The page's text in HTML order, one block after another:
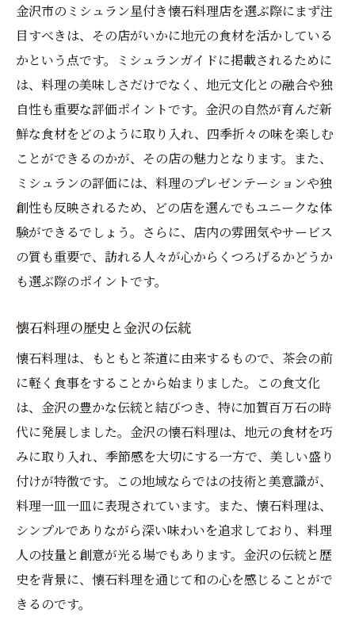
春の旬を楽しむ懐石の一皿
夏に味わう涼やかな懐石料理
秋の味覚を堪能する懐石体験
冬の温もりを感じる懐石の魅力
四季折々の食材と料理の調和
ミシュランが認めた季節感の表現
金沢の地元食材を活かしたミシュラン懐石の魅
力
地元の新鮮な魚介類を使った料理
旬の野菜と懐石料理の相性
金沢ならではの特産品を味わう
地元の食材が生む特別な味わい
料理人が選ぶ金沢の食材の魅力
懐石料理とミシュランガイドが語る金沢の美食
懐石料理の文化的背景と意義
金沢の美食文化を支えるミシュランの視点
懐石を通じた文化と料理の融合
ミシュラン星付き店が発信する食文化
伝統を守る現代の懐石料理
美食家が語る金沢の魅力
ミシュラン星付き懐石で堪能する金沢の四季
金沢市のミシュラン星付き懐石料理店を選ぶ際にまず注
目すべきは、その店がいかに地元の食材を活かしている
かという点です。ミシュランガイドに掲載されるために
は、料理の美味しさだけでなく、地元文化との融合や独
自性も重要な評価ポイントです。金沢の自然が育んだ新
鮮な食材をどのように取り入れ、四季折々の味を楽しむ
ことができるのかが、その店の魅力となります。また、
ミシュランの評価には、料理のプレゼンテーションや独
創性も反映されるため、どの店を選んでもユニークな体
験ができるでしょう。さらに、店内の雰囲気やサービス
の質も重要で、訪れる人々が心からくつろげるかどうか
も選ぶ際のポイントです。
懐石料理の歴史と金沢の伝統
懐石料理は、もともと茶道に由来するもので、茶会の前
に軽く食事をすることから始まりました。この食文化
は、金沢の豊かな伝統と結びつき、特に加賀百万石の時
代に発展しました。金沢の懐石料理は、地元の食材を巧
みに取り入れ、季節感を大切にする一方で、美しい盛り
付けが特徴です。この地域ならではの技術と美意識が、
料理一皿一皿に表現されています。また、懐石料理は、
シンプルでありながら深い味わいを追求しており、料理
人の技量と創意が光る場でもあります。金沢の伝統と歴
史を背景に、懐石料理を通じて和の心を感じることがで
きるのです。